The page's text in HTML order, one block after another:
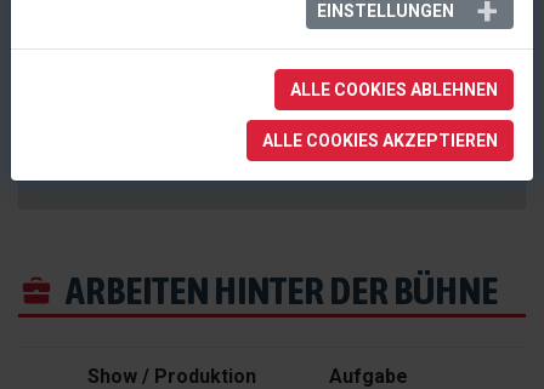
wird als Künstler mit einer Arbeit auf
gelistet.
ARBEITEN HINTER DER BÜHNE
Show / Produktion Aufgabe
EINSTELLUNGEN
ALLE COOKIES ABLEHNEN
ALLE COOKIES AKZEPTIEREN